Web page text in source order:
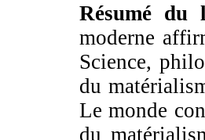
Résumé du
moderne
Science,
du
Le monde
du